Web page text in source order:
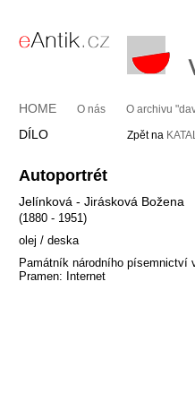
HOME O nás O archivu
DÍLO Zpět na
Autoportrét
Jelínková - Jirásková Božena
(1880 - 1951)
olej / deska
Památník národního písemnictví
Pramen: Internet